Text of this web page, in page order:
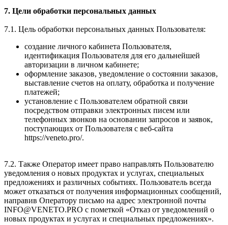
7. Цели обработки персональных данных
7.1. Цель обработки персональных данных Пользователя:
создание личного кабинета Пользователя,
идентификация Пользователя для его дальнейшей
авторизации в личном кабинете;
оформление заказов, уведомление о состоянии заказов,
выставление счетов на оплату, обработка и получение
платежей;
установление с Пользователем обратной связи
посредством отправки электронных писем или
телефонных звонков на основании запросов и заявок,
поступающих от Пользователя с веб-сайта
https://veneto.pro/.
7.2. Также Оператор имеет право направлять Пользователю
уведомления о новых продуктах и услугах, специальных
предложениях и различных событиях. Пользователь всегда
может отказаться от получения информационных сообщений,
направив Оператору письмо на адрес электронной почты
INFO@VENETO.PRO с пометкой «Отказ от уведомлений о
новых продуктах и услугах и специальных предложениях».